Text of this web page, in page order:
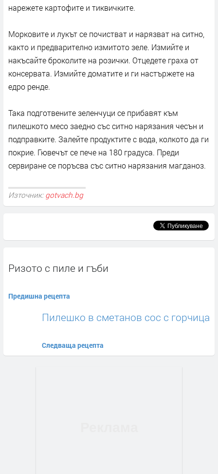
нарежете картофите и тиквичките.
Морковите и лукът се почистват и нарязват на ситно,
както и предварително измитото зеле. Измийте и
накъсайте броколите на розички. Отцедете граха от
консервата. Измийте доматите и ги настържете на
едро ренде.
Така подготвените зеленчуци се прибавят към
пилешкото месо заедно със ситно нарязания чесън и
подправките. Залейте продуктите с вода, колкото да ги
покрие. Гювечът се пече на 180 градуса. Преди
сервиране се поръсва със ситно нарязания магданоз.
Източник: gotvach.bg
Ризото с пиле и гъби
Предишна рецепта
Пилешко в сметанов сос с горчица
Следваща рецепта